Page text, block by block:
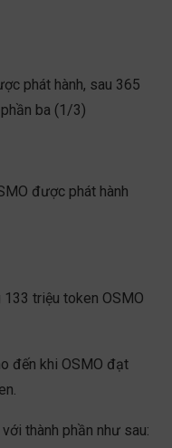
phát hành, sau 365
ba (1/3)
được phát hành
triệu token OSMO
đến khi OSMO đạt
thành phần như sau: